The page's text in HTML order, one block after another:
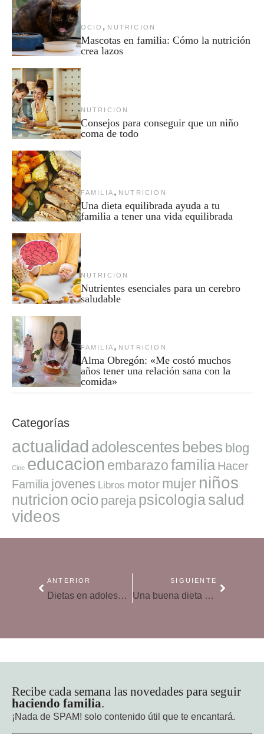
OCIO , NUTRICION
Mascotas en familia: Cómo la nutrición
crea lazos
NUTRICION
Consejos para conseguir que un niño
coma de todo
FAMILIA , NUTRICION
Una dieta equilibrada ayuda a tu
familia a tener una vida equilibrada
NUTRICION
Nutrientes esenciales para un cerebro
saludable
FAMILIA , NUTRICION
Alma Obregón: «Me costó muchos
años tener una relación sana con la
comida»
Categorías
actualidad adolescentes bebes blog
Cine educacion embarazofamilia Hacer
Familia jovenes Libros motor mujer niños
nutricion ocio pareja psicologiasalud
videos
ANTERIOR
Dietas en adolescentes, una práctica de alto riesgo
SIGUIENTE
Una buena dieta ayuda a prevenir la insuficiencia cardíaca
Recibe cada semana las novedades para seguir
haciendo familia.
¡Nada de SPAM! solo contenido útil que te encantará.